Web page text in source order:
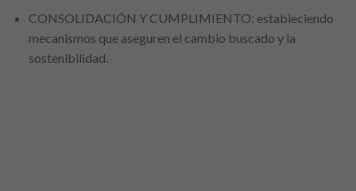
CONSOLIDACIÓN Y CUMPLIMIENTO: estableciendo
mecanismos que aseguren el cambio buscado y la
sostenibilidad.